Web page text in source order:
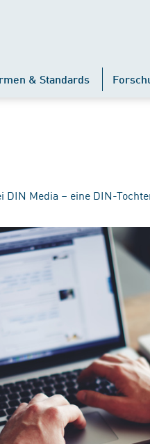
& Standards
DIN Media – eine DIN-